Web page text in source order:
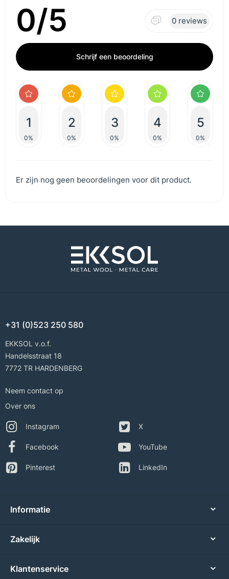
0/5 0 reviews
Schrijf een beoordeling
1
0%
2
0%
3
0%
4
0%
5
0%
Er zijn nog geen beoordelingen voor dit product.
+31 (0)523 250 580
EKKSOL v.o.f.
Handelsstraat 18
7772 TR HARDENBERG
Neem contact op
Over ons
Instagram
Facebook
Pinterest
X
YouTube
LinkedIn
Informatie
Zakelijk
Klantenservice